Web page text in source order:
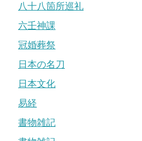
八十八箇所巡礼
六壬神課
冠婚葬祭
日本の名刀
日本文化
易経
書物雑記